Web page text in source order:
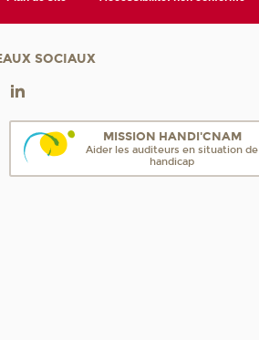
SOCIAUX
MISSION HANDI'CNAM
Aider les auditeurs en situation de
handicap